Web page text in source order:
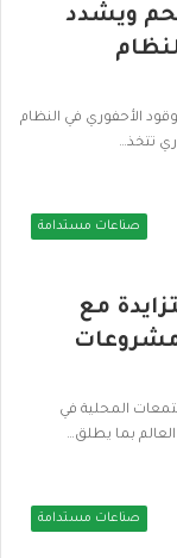
ويشدد
الأحفوري في النظام
تتخذ…
صناعات مستدامة
مع
المحلية في
بما يطلق…
صناعات مستدامة